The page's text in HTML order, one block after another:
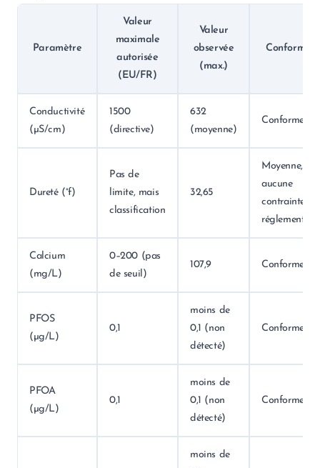
Paramètre
Valeur
maximale
autorisée
(EU/FR)
Valeur
observée
(max.)
Conformité
Conductivité
(µS/cm)
1500
(directive)
632
(moyenne)
Conforme
Dureté (°f)
Pas de
limite, mais
classification
32,65
Moyenne,
aucune
contrainte
réglementaire
Calcium
(mg/L)
0–200 (pas
de seuil)
107,9 Conforme
PFOS
(µg/L)
0,1
moins de
0,1 (non
détecté)
Conforme
PFOA
(µg/L)
0,1
moins de
0,1 (non
détecté)
Conforme
moins de